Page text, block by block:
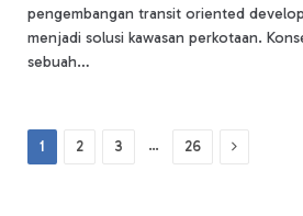
pengembangan transit oriented
menjadi solusi kawasan perkotaan.
sebuah…
1 2 3 … 26 Next